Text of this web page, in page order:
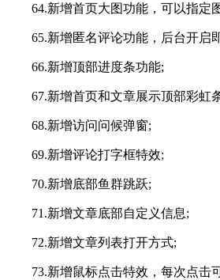
64.新增首页大图功能，可以指定
65.新增匿名评论功能，后台开启
66.新增顶部进度条功能;
67.新增首页和文章展示顶部彩虹
68.新增访问问候弹窗;
69.新增评论打字框特效;
70.新增底部鱼群跳跃;
71.新增文章底部自定义信息;
72.新增文章列表打开方式;
73.新增鼠标点击特效，每次点击